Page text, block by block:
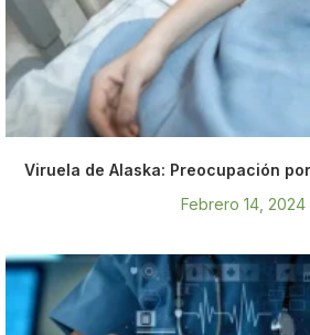
Viruela de Alaska: Preocupación
Febrero 14, 2024